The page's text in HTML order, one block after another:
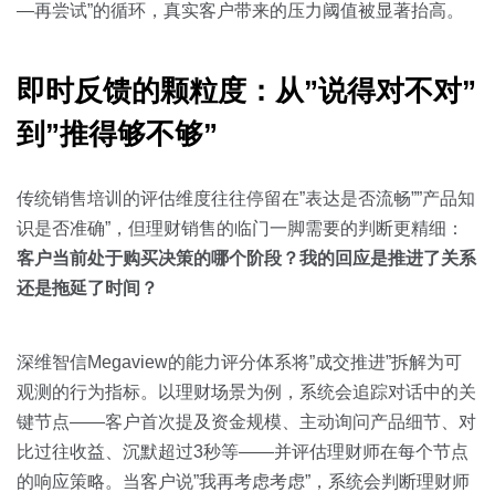
—再尝试”的循环，真实客户带来的压力阈值被显著抬高。
即时反馈的颗粒度：从”说得对不对”
到”推得够不够”
传统销售培训的评估维度往往停留在”表达是否流畅””产品知
识是否准确”，但理财销售的临门一脚需要的判断更精细：
客户当前处于购买决策的哪个阶段？我的回应是推进了关系
还是拖延了时间？
深维智信Megaview的能力评分体系将”成交推进”拆解为可
观测的行为指标。以理财场景为例，系统会追踪对话中的关
键节点——客户首次提及资金规模、主动询问产品细节、对
比过往收益、沉默超过3秒等——并评估理财师在每个节点
的响应策略。当客户说”我再考虑考虑”，系统会判断理财师